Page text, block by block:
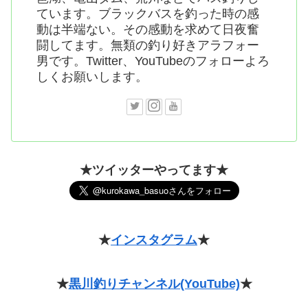
ています。ブラックバスを釣った時の感
動は半端ない。その感動を求めて日夜奮
闘してます。無類の釣り好きアラフォー
男です。Twitter、YouTubeのフォローよろ
しくお願いします。
★ツイッターやってます★
★インスタグラム★
★黒川釣りチャンネル(YouTube)★